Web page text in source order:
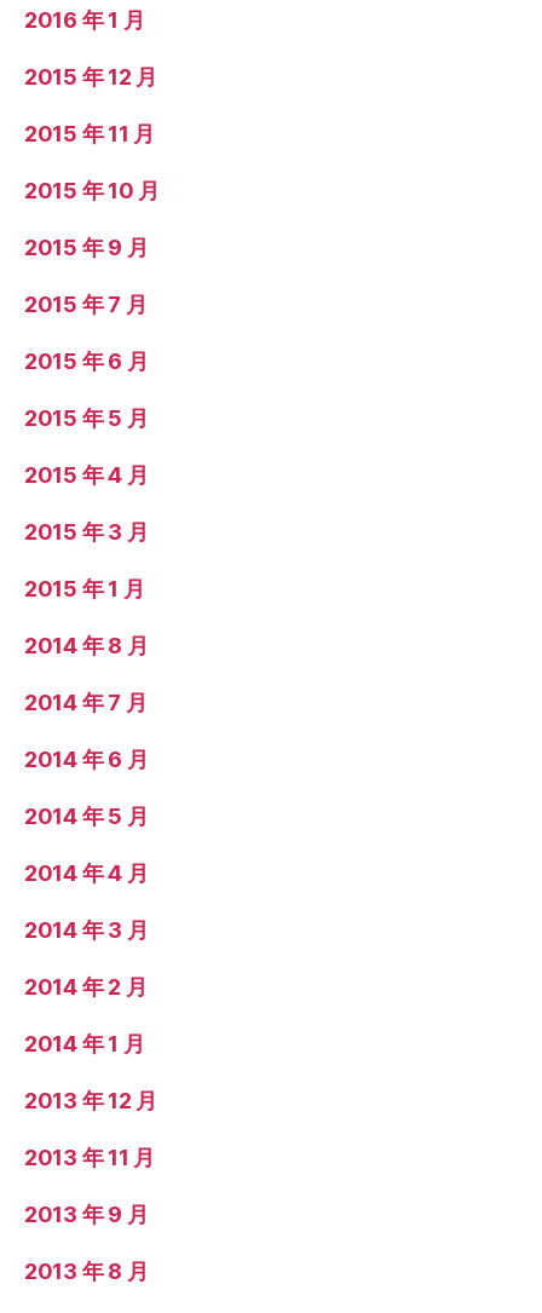
2016 年 1 月
2015 年 12 月
2015 年 11 月
2015 年 10 月
2015 年 9 月
2015 年 7 月
2015 年 6 月
2015 年 5 月
2015 年 4 月
2015 年 3 月
2015 年 1 月
2014 年 8 月
2014 年 7 月
2014 年 6 月
2014 年 5 月
2014 年 4 月
2014 年 3 月
2014 年 2 月
2014 年 1 月
2013 年 12 月
2013 年 11 月
2013 年 9 月
2013 年 8 月